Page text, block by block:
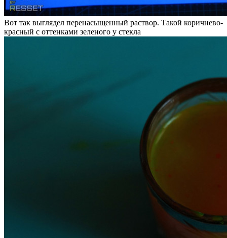
Вот так выглядел перенасыщенный раствор. Такой коричнево-
красный с оттенками зеленого у стекла